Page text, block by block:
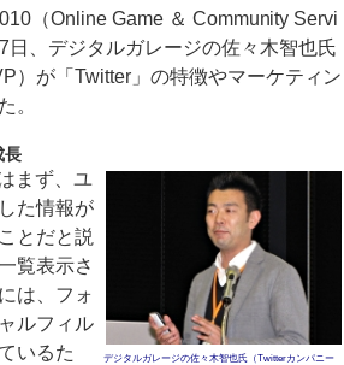
（Online Game ＆ Community Servi
日、デジタルガレージの佐々木智也氏
）が「Twitter」の特徴やマーケティン
。
長
デジタルガレージの佐々木智也氏（Twitterカンパニー
まず、ユ
た情報が
とだと説
覧表示さ
は、フォ
ルフィル
いるた